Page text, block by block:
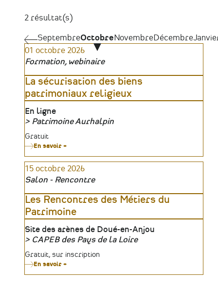
2 résultat(s)
Pagination
Septembre
SeptembreOctobre NovembreDécembre
01 octobre 2026
Formation, webinaire
La sécurisation des biens
patrimoniaux religieux
Lieu
En ligne
Organisateur
Patrimoine Aurhalpin
Tarifs
Gratuit
En savoir +
sécurisation
des
patrimoniaux
15 octobre 2026
Salon - Rencontre
Les Rencontres des Métiers du
Patrimoine
Lieu
Site des arènes de Doué-en-Anjou
Organisateur
CAPEB des Pays de la Loire
Tarifs
Gratuit, sur inscription
En savoir +